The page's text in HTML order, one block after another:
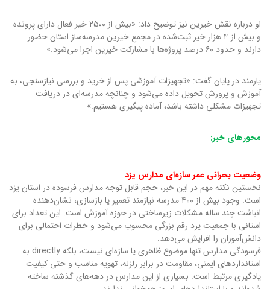
او درباره نقش خیرین نیز توضیح داد: «بیش از ۲۵۰۰ خیر فعال دارای پرونده
و بیش از ۴ هزار خیر ثبت‌شده در مجمع خیرین مدرسه‌ساز استان حضور
دارند و حدود ۶۰ درصد پروژه‌ها با مشارکت خیرین اجرا می‌شود.»
یارمند در پایان گفت: «تجهیزات آموزشی پس از خرید و بررسی نیازسنجی، به
آموزش و پرورش تحویل داده می‌شود و چنانچه مدرسه‌ای در دریافت
تجهیزات مشکلی داشته باشد، آماده پیگیری هستیم.»
محورهای خبر:
وضعیت بحرانی عمر سازه‌ای مدارس یزد
نخستین نکته مهم در این خبر، حجم قابل توجه مدارس فرسوده در استان یزد
است. وجود بیش از ۴۰۰ مدرسه نیازمند تعمیر یا بازسازی، نشان‌دهنده
انباشت چند ساله مشکلات زیرساختی در حوزه آموزش است. این تعداد برای
استانی با جمعیت یزد رقم بزرگی محسوب می‌شود و خطرات احتمالی برای
دانش‌آموزان را افزایش می‌دهد.
فرسودگی مدارس تنها موضوع ظاهری یا سازه‌ای نیست، بلکه directly به
استانداردهای ایمنی، مقاومت در برابر زلزله، تهویه مناسب و حتی کیفیت
یادگیری مرتبط است. بسیاری از این مدارس در دهه‌های گذشته ساخته